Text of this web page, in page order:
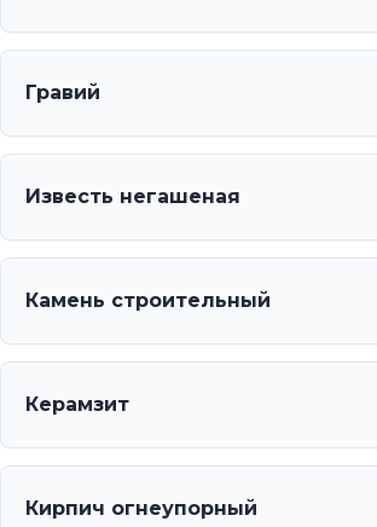
Гравий
Известь негашеная
Камень строительный
Керамзит
Кирпич огнеупорный